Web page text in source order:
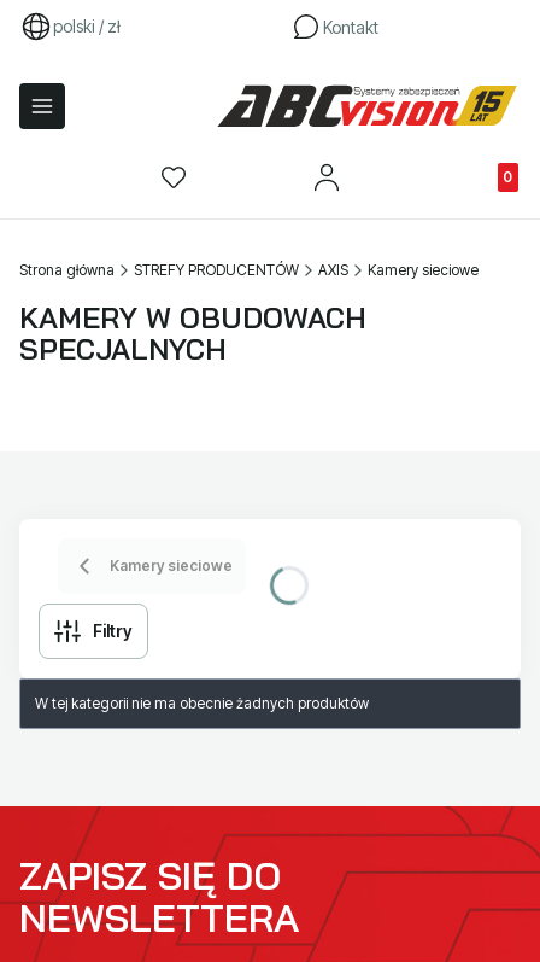
polski / zł Kontakt
Strona główna STREFY PRODUCENTÓW AXIS Kamery sieciowe
KAMERY W OBUDOWACH
SPECJALNYCH
Kamery sieciowe
Filtry
Lista produktów
W tej kategorii nie ma obecnie żadnych produktów
ZAPISZ SIĘ DO
NEWSLETTERA